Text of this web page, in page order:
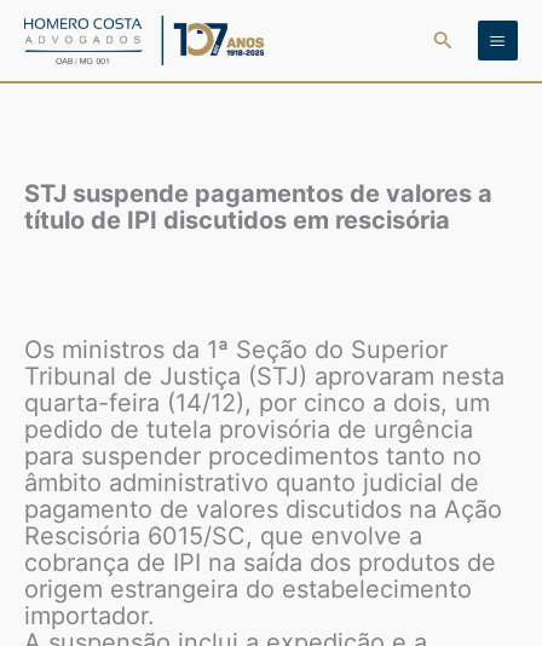
para
Pesquisar
STJ suspende pagamentos de valores a
título de IPI discutidos em rescisória
Os ministros da 1ª Seção do Superior
Tribunal de Justiça (STJ) aprovaram nesta
quarta-feira (14/12), por cinco a dois, um
pedido de tutela provisória de urgência
para suspender procedimentos tanto no
âmbito administrativo quanto judicial de
pagamento de valores discutidos na Ação
Rescisória 6015/SC, que envolve a
cobrança de IPI na saída dos produtos de
origem estrangeira do estabelecimento
importador.